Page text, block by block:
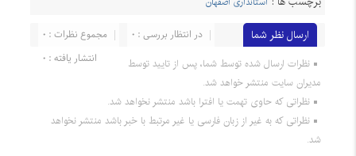
ارسال نظر شما مجموع نظرات : 0
در انتظار بررسی : 0
انتشار یافته : 0
نظرات ارسال شده توسط شما، پس از تایید توسط
مدیران سایت منتشر خواهد شد.
نظراتی که حاوی تهمت یا افترا باشد منتشر نخواهد شد.
نظراتی که به غیر از زبان فارسی یا غیر مرتبط با خبر باشد منتشر نخواهد
شد.